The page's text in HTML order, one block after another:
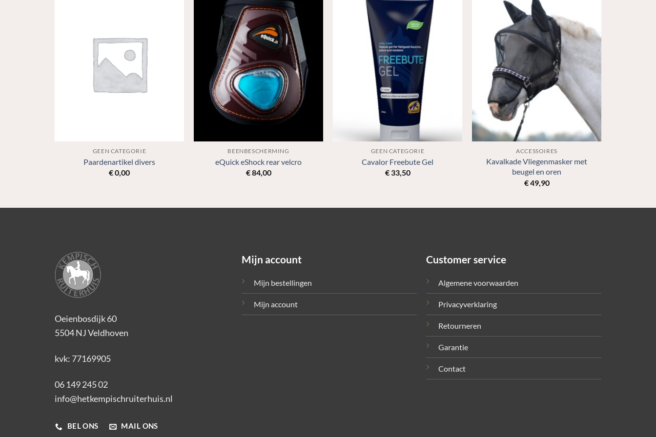
GEEN CATEGORIE
Paardenartikel divers
€0,00
BEENBESCHERMING
eQuick eShock rear velcro
€84,00
GEEN CATEGORIE
Cavalor Freebute Gel
€33,50
ACCESSOIRES
Kavalkade Vliegenmasker met
beugel en oren
€49,90
Oeienbosdijk 60
5504 NJ Veldhoven
kvk: 77169905
06 149 245 02
info@hetkempischruiterhuis.nl
BEL ONS MAIL ONS
Mijn account
Mijn bestellingen
Mijn account
Customer service
Algemene voorwaarden
Privacyverklaring
Retourneren
Garantie
Contact